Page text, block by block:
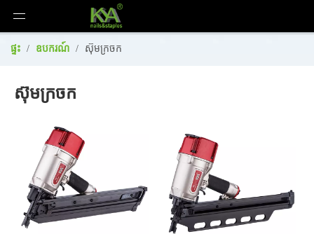
ផ្ទះ / ឧបករណ៍ / ស៊ុមក្រចក
ស៊ុមក្រចក